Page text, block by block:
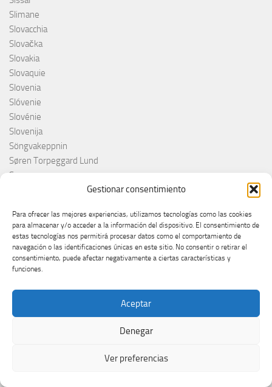
Gestionar consentimiento
Para ofrecer las mejores experiencias, utilizamos tecnologías como las cookies
para almacenar y/o acceder a la información del dispositivo. El consentimiento de
estas tecnologías nos permitirá procesar datos como el comportamiento de
navegación o las identificaciones únicas en este sitio. No consentir o retirar el
consentimiento, puede afectar negativamente a ciertas características y
funciones.
Aceptar
Denegar
Ver preferencias
Slimane
Slovacchia
Slovačka
Slovakia
Slovaquie
Slovenia
Slóvenie
Slovénie
Slovenija
Söngvakeppnin
Søren Torpeggard Lund
Spagna
Španja
Spotify
Srbija
Stefan Raab
Suecia